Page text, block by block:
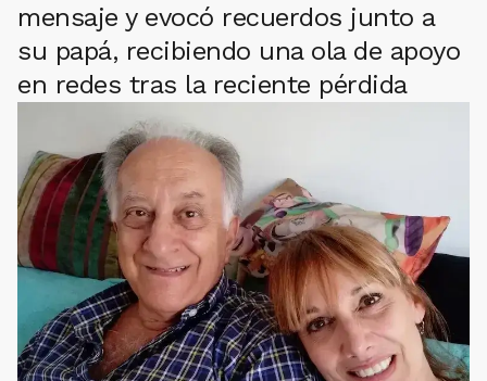
mensaje y evocó recuerdos junto a
su papá, recibiendo una ola de apoyo
en redes tras la reciente pérdida